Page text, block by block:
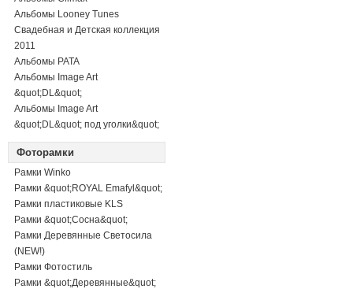
Альбомы Looney Tunes
Свадебная и Детская коллекция
2011
Альбомы PATA
Альбомы Image Art
&quot;DL&quot;
Альбомы Image Art
&quot;DL&quot; под уголки&quot;
Фоторамки
Рамки Winko
Рамки &quot;ROYAL Emafyl&quot;
Рамки пластиковые KLS
Рамки &quot;Сосна&quot;
Рамки Деревянные Светосила
(NEW!)
Рамки Фотостиль
Рамки &quot;Деревянные&quot;